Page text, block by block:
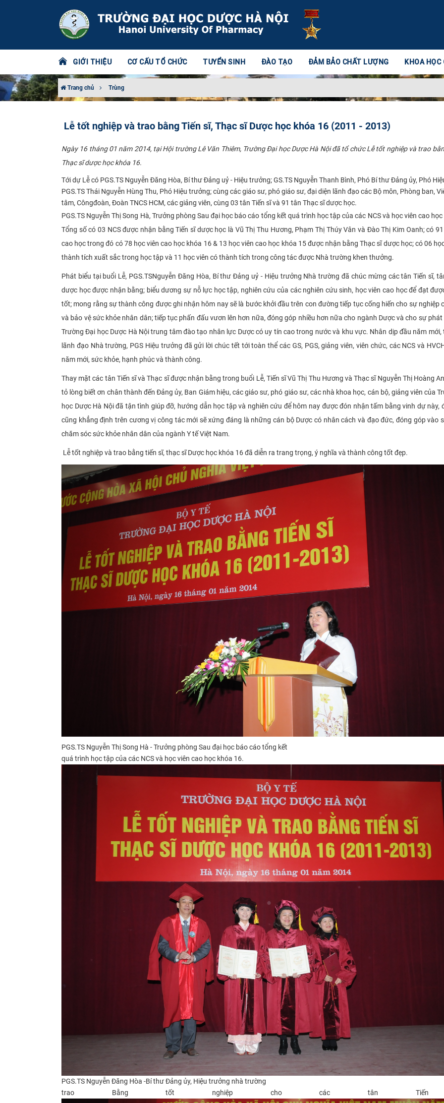
GIỚI THIỆU CƠ CẤU TỔ CHỨC TUYỂN SINH ĐÀO TẠO ĐẢM BẢO CHẤT LƯỢNG KHOA HỌC
Trang chủ Trùng
Lễ tốt nghiệp và trao bằng Tiến sĩ, Thạc sĩ Dược học khóa 16 (2011 - 2013)
Ngày 16 tháng 01 năm 2014, tại Hội trường Lê Văn Thiêm, Trường Đại học Dược Hà Nội đã tổ chức Lễ tốt nghiệp và trao
Thạc sĩ dược học khóa 16.
Tới dự Lễ có PGS.TS Nguyễn Đăng Hòa, Bí thư Đảng uỷ - Hiệu trưởng; GS.TS Nguyễn Thanh Bình, Phó Bí thư Đảng ủy, Phó
PGS.TS Thái Nguyễn Hùng Thu, Phó Hiệu trưởng; cùng các giáo sư, phó giáo sư, đại diện lãnh đạo các Bộ môn, Phòng ban,
tâm, Côngđoàn, Đoàn TNCS HCM, các giảng viên, cùng 03 tân Tiến sĩ và 91 tân Thạc sĩ dược học.
PGS.TS Nguyễn Thị Song Hà, Trưởng phòng Sau đại học báo cáo tổng kết quá trình học tập của các NCS và học viên cao
Tổng số có 03 NCS được nhận bằng Tiến sĩ dược học là Vũ Thị Thu Hương, Phạm Thị Thúy Vân và Đào Thị Kim Oanh; có
cao học trong đó có 78 học viên cao học khóa 16 & 13 học viên cao học khóa 15 được nhận bằng Thạc sĩ dược học; có 06
thành tích xuất sắc trong học tập và 11 học viên có thành tích trong công tác được Nhà trường khen thưởng.
Phát biểu tại buổi Lễ, PGS.TSNguyễn Đăng Hòa, Bí thư Đảng uỷ - Hiệu trưởng Nhà trường đã chúc mừng các tân Tiến sĩ,
dược học được nhận bằng; biểu dương sự nỗ lực học tập, nghiên cứu của các nghiên cứu sinh, học viên cao học để đạt
tốt; mong rằng sự thành công được ghi nhận hôm nay sẽ là bước khởi đầu trên con đường tiếp tục cống hiến cho sự nghiệp
và bảo vệ sức khỏe nhân dân; tiếp tục phấn đấu vươn lên hơn nữa, đóng góp nhiều hơn nữa cho ngành Dược và cho sự
Trường Đại học Dược Hà Nội trung tâm đào tạo nhân lực Dược có uy tín cao trong nước và khu vực. Nhân dịp đầu năm mới,
lãnh đạo Nhà trường, PGS Hiệu trưởng đã gửi lời chúc tết tới toàn thể các GS, PGS, giảng viên, viên chức, các NCS và
năm mới, sức khỏe, hạnh phúc và thành công.
Thay mặt các tân Tiến sĩ và Thạc sĩ được nhận bằng trong buổi Lễ, Tiến sĩ Vũ Thị Thu Hương và Thạc sĩ Nguyễn Thị Hoàng
tỏ lòng biết ơn chân thành đến Đảng ủy, Ban Giám hiệu, các giáo sư, phó giáo sư, các nhà khoa học, cán bộ, giảng viên của
học Dược Hà Nội đã tận tình giúp đỡ, hướng dẫn học tập và nghiên cứu để hôm nay được đón nhận tấm bằng vinh dự này,
cũng khẳng định trên cương vị công tác mới sẽ xứng đáng là những cán bộ Dược có nhân cách và đạo đức, đóng góp vào
chăm sóc sức khỏe nhân dân của ngành Y tế Việt Nam.
Lễ tốt nghiệp và trao bằng tiến sĩ, thạc sĩ Dược học khóa 16 đã diễn ra trang trọng, ý nghĩa và thành công tốt đẹp.
PGS.TS Nguyễn Thị Song Hà - Trưởng phòng Sau đại học báo cáo tổng kết
quá trình học tập của các NCS và học viên cao học khóa 16.
PGS.TS Nguyễn Đăng Hòa -Bí thư Đảng ủy, Hiệu trưởng nhà trường
trao Bằng tốt nghiệp cho các tân